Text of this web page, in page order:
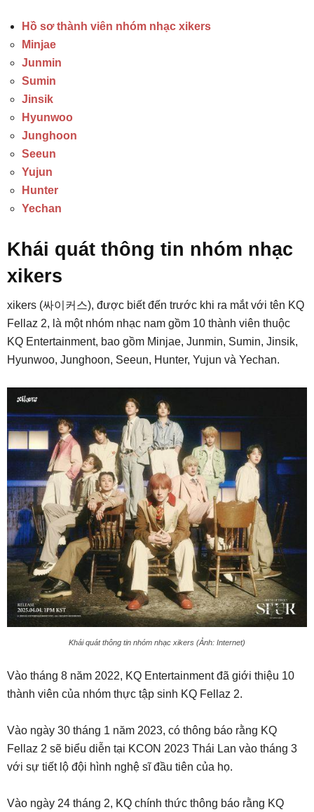
Hồ sơ thành viên nhóm nhạc xikers
Minjae
Junmin
Sumin
Jinsik
Hyunwoo
Junghoon
Seeun
Yujun
Hunter
Yechan
Khái quát thông tin nhóm nhạc
xikers
xikers (싸이커스), được biết đến trước khi ra mắt với tên KQ
Fellaz 2, là một nhóm nhạc nam gồm 10 thành viên thuộc
KQ Entertainment, bao gồm Minjae, Junmin, Sumin, Jinsik,
Hyunwoo, Junghoon, Seeun, Hunter, Yujun và Yechan.
Khái quát thông tin nhóm nhạc xikers (Ảnh: Internet)
Vào tháng 8 năm 2022, KQ Entertainment đã giới thiệu 10
thành viên của nhóm thực tập sinh KQ Fellaz 2.
Vào ngày 30 tháng 1 năm 2023, có thông báo rằng KQ
Fellaz 2 sẽ biểu diễn tại KCON 2023 Thái Lan vào tháng 3
với sự tiết lộ đội hình nghệ sĩ đầu tiên của họ.
Vào ngày 24 tháng 2, KQ chính thức thông báo rằng KQ